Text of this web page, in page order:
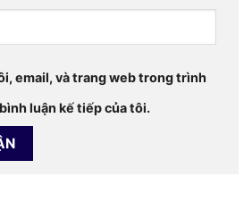
email, và trang web trong trình
luận kế tiếp của tôi.